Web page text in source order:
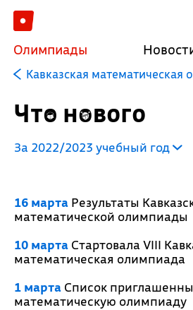
Олимпиады
Кавказская математическая
Что нового
За 2022/2023 учебный год
16 мартаРезультаты
математической олимпиады
10 мартаСтартовала VIII
математическая олимпиада
1 мартаСписок
математическую олимпиаду